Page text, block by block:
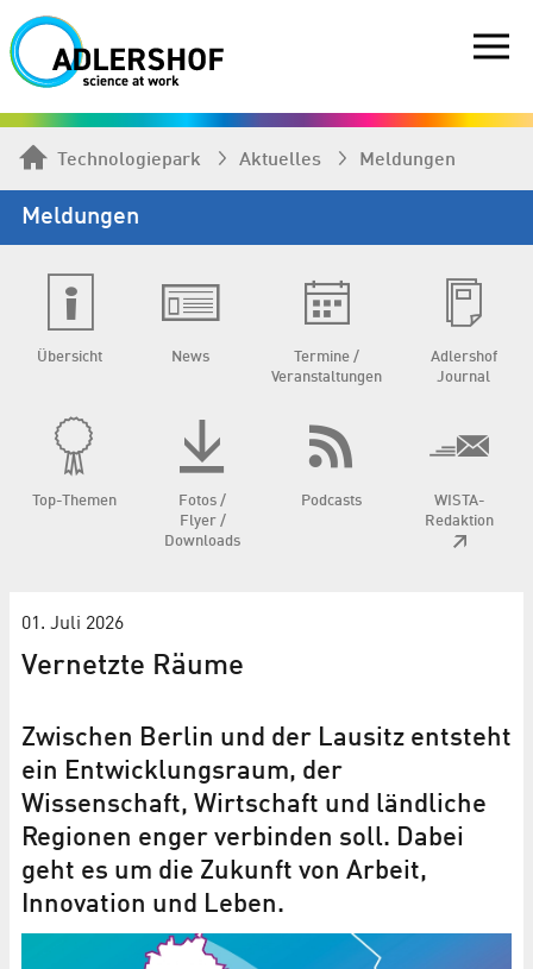
Technologiepark Aktuelles Meldungen
Meldungen
Übersicht News
Termine /
Veranstaltungen
Adlershof
Journal
Top-Themen
Fotos /
Flyer /
Downloads
Podcasts
WISTA-
Redaktion
01. Juli 2026
Vernetzte Räume
Zwischen Berlin und der Lausitz entsteht
ein Entwicklungsraum, der
Wissenschaft, Wirtschaft und ländliche
Regionen enger verbinden soll. Dabei
geht es um die Zukunft von Arbeit,
Innovation und Leben.